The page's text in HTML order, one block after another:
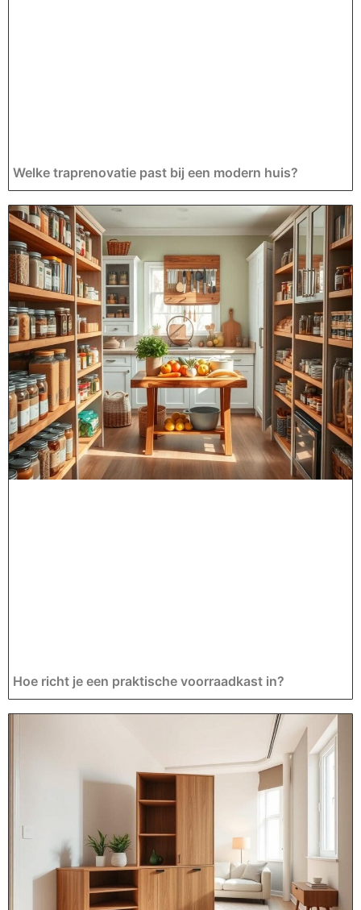
Welke traprenovatie past bij een modern huis?
Hoe richt je een praktische voorraadkast in?